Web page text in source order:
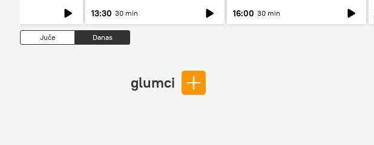
13:30 30 min
16:00 30 min
Juče Danas
glumci